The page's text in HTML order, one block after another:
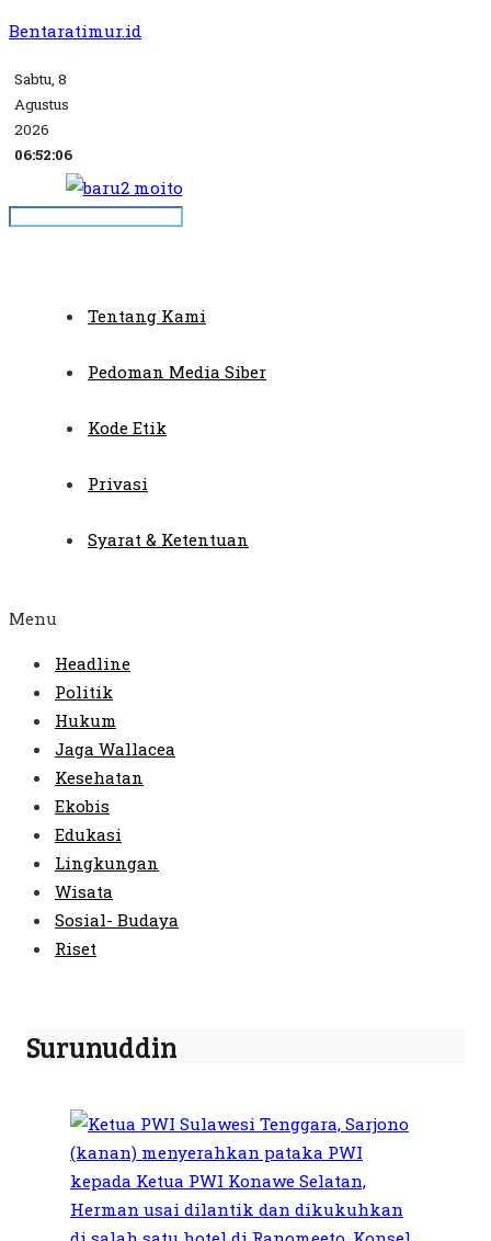
Bentaratimur.id
Sabtu, 8
Agustus
2026
06:52:06
Tentang Kami
Pedoman Media Siber
Kode Etik
Privasi
Syarat & Ketentuan
Menu
Headline
Politik
Hukum
Jaga Wallacea
Kesehatan
Ekobis
Edukasi
Lingkungan
Wisata
Sosial- Budaya
Riset
Surunuddin